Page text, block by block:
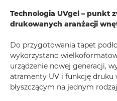
Technologia UVgel – punkt
drukowanych aranżacji
Do przygotowania tapet
wykorzystano
urządzenie nowej generacji,
atramenty UV i funkcję
błyszczącym na jednym